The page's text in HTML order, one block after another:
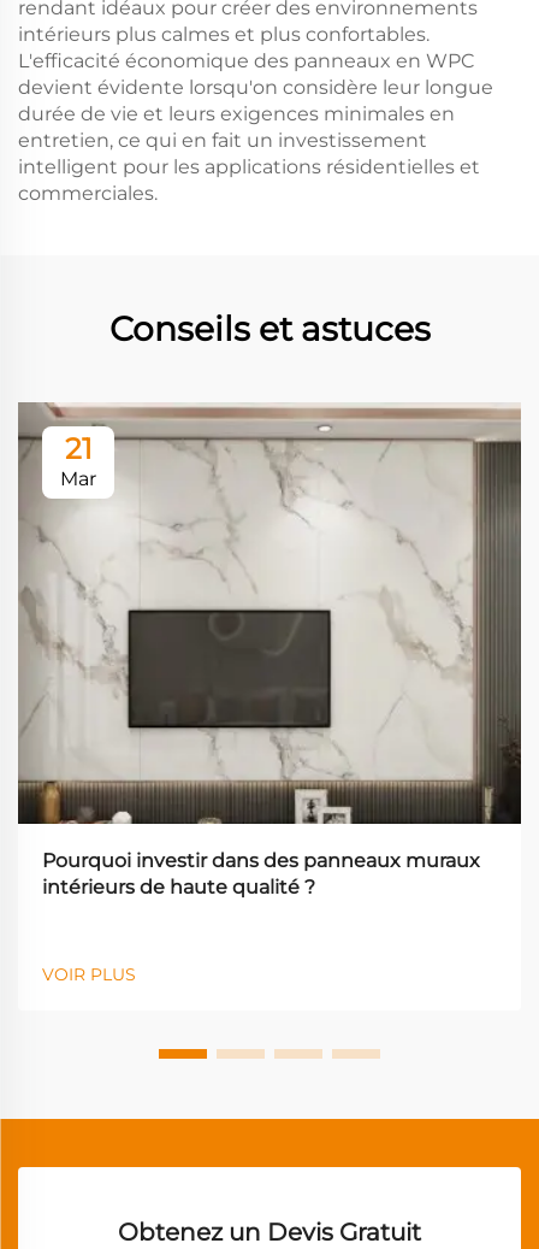
rendant idéaux pour créer des environnements
intérieurs plus calmes et plus confortables.
L'efficacité économique des panneaux en WPC
devient évidente lorsqu'on considère leur longue
durée de vie et leurs exigences minimales en
entretien, ce qui en fait un investissement
intelligent pour les applications résidentielles et
commerciales.
Conseils et astuces
21
Mar
Pourquoi investir dans des panneaux muraux
intérieurs de haute qualité ?
VOIR PLUS
Obtenez un Devis Gratuit